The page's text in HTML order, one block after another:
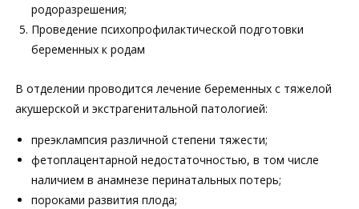
родоразрешения;
Проведение психопрофилактической подготовки
беременных к родам
В отделении проводится лечение беременных с тяжелой
акушерской и экстрагенитальной патологией:
преэклампсия различной степени тяжести;
фетоплацентарной недостаточностью, в том числе
наличием в анамнезе перинатальных потерь;
пороками развития плода;